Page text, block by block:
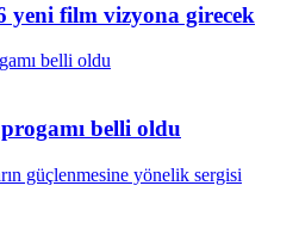
yeni film vizyona girecek
belli oldu